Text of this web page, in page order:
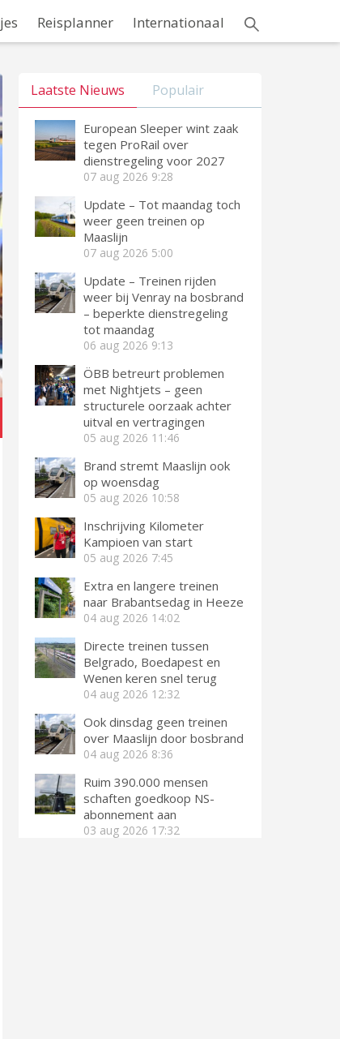
Reisplanner Internationaal
Laatste Nieuws Populair
European Sleeper wint zaak
tegen ProRail over
dienstregeling voor 2027
07 aug 2026 9:28
Update – Tot maandag toch
weer geen treinen op
Maaslijn
07 aug 2026 5:00
Update – Treinen rijden
weer bij Venray na bosbrand
– beperkte dienstregeling
tot maandag
06 aug 2026 9:13
ÖBB betreurt problemen
met Nightjets – geen
structurele oorzaak achter
uitval en vertragingen
05 aug 2026 11:46
Brand stremt Maaslijn ook
op woensdag
05 aug 2026 10:58
Inschrijving Kilometer
Kampioen van start
05 aug 2026 7:45
Extra en langere treinen
naar Brabantsedag in Heeze
04 aug 2026 14:02
Directe treinen tussen
Belgrado, Boedapest en
Wenen keren snel terug
04 aug 2026 12:32
Ook dinsdag geen treinen
over Maaslijn door bosbrand
04 aug 2026 8:36
Ruim 390.000 mensen
schaften goedkoop NS-
abonnement aan
03 aug 2026 17:32